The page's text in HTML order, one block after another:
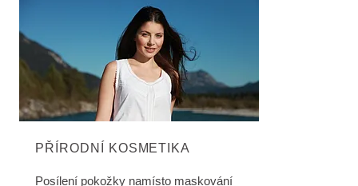
PŘÍRODNÍ KOSMETIKA
Posílení pokožky namísto maskování